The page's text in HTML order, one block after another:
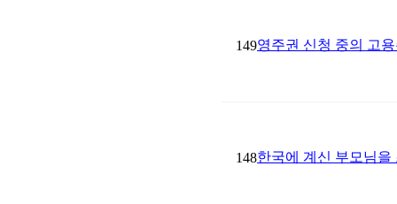
149영주권 신청 중의 고
148한국에 계신 부모님을